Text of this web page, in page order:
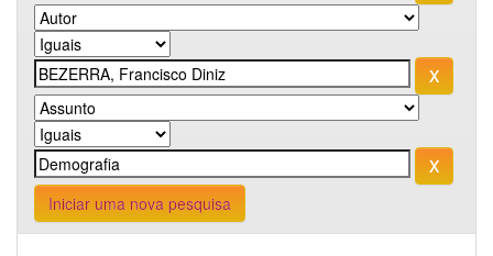
Iniciar uma nova pesquisa